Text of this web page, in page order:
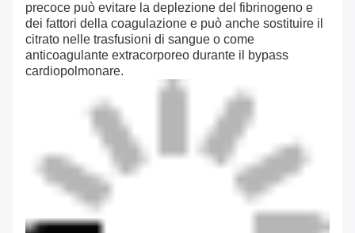
precoce può evitare la deplezione del fibrinogeno e
dei fattori della coagulazione e può anche sostituire il
citrato nelle trasfusioni di sangue o come
anticoagulante extracorporeo durante il bypass
cardiopolmonare.